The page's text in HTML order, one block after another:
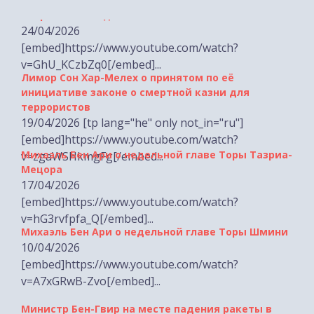
v=GhU_KCzbZq0[/embed]...
Лимор Сон Хар-Мелех о принятом по её
инициативе законе о смертной казни для
террористов
19/04/2026 [tp lang="he" only not_in="ru"]
[embed]https://www.youtube.com/watch?
v=zgaWSHkmgFg[/embed...
Михаэль Бен Ари о недельной главе Торы Тазриа-
Мецора
17/04/2026
[embed]https://www.youtube.com/watch?
v=hG3rvfpfa_Q[/embed]...
Михаэль Бен Ари о недельной главе Торы Шмини
10/04/2026
[embed]https://www.youtube.com/watch?
v=A7xGRwB-Zvo[/embed]...
Министр Бен-Гвир на месте падения ракеты в
Хайфе
06/04/2026 [tp lang="he" only not_in="ru"]